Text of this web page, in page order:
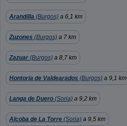
Arandilla (Burgos) a 6,1 km
Zuzones (Burgos) a 7 km
Zazuar (Burgos) a 8,7 km
Hontoria de Valdearados (Burgos) a 9,1 km
Langa de Duero (Soria) a 9,2 km
Alcoba de La Torre (Soria) a 9,5 km